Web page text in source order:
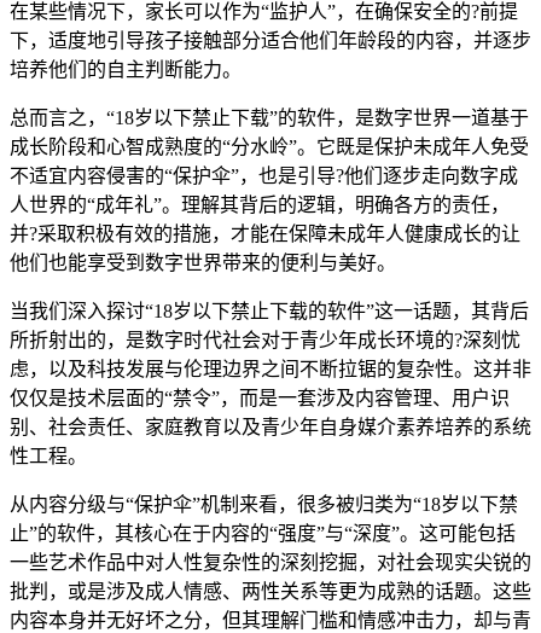
在某些情况下，家长可以作为“监护人”，在确保安全的?前提
下，适度地引导孩子接触部分适合他们年龄段的内容，并逐步
培养他们的自主判断能力。
总而言之，“18岁以下禁止下载”的软件，是数字世界一道基于
成长阶段和心智成熟度的“分水岭”。它既是保护未成年人免受
不适宜内容侵害的“保护伞”，也是引导?他们逐步走向数字成
人世界的“成年礼”。理解其背后的逻辑，明确各方的责任，
并?采取积极有效的措施，才能在保障未成年人健康成长的让
他们也能享受到数字世界带来的便利与美好。
当我们深入探讨“18岁以下禁止下载的软件”这一话题，其背后
所折射出的，是数字时代社会对于青少年成长环境的?深刻忧
虑，以及科技发展与伦理边界之间不断拉锯的复杂性。这并非
仅仅是技术层面的“禁令”，而是一套涉及内容管理、用户识
别、社会责任、家庭教育以及青少年自身媒介素养培养的系统
性工程。
从内容分级与“保护伞”机制来看，很多被归类为“18岁以下禁
止”的软件，其核心在于内容的“强度”与“深度”。这可能包括
一些艺术作品中对人性复杂性的深刻挖掘，对社会现实尖锐的
批判，或是涉及成人情感、两性关系等更为成熟的话题。这些
内容本身并无好坏之分，但其理解门槛和情感冲击力，却与青